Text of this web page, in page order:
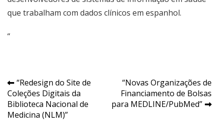
que trabalham com dados clínicos em espanhol.
“
Navegação
de
Post
“Redesign do Site de
Coleções Digitais da
Biblioteca Nacional de
Medicina (NLM)”
“Novas Organizações de
Financiamento de Bolsas
para MEDLINE/PubMed”